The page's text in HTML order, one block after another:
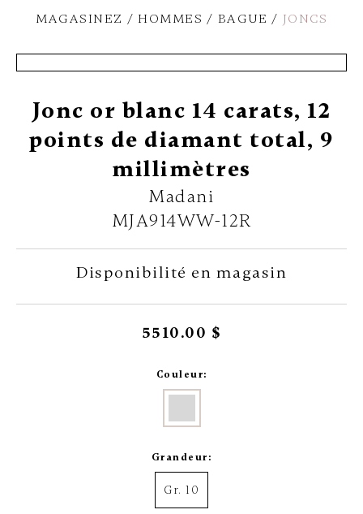
MAGASINEZ HOMMES BAGUE JONCS
Jonc or blanc 14 carats, 12
points de diamant total, 9
millimètres
Madani
MJA914WW-12R
Disponibilité en magasin
5510.00 $
Couleur:
Grandeur:
Gr. 10